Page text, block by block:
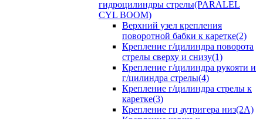
гидроцилиндры стрелы(PARALEL
CYL BOOM)
Верхний узел крепления
поворотной бабки к каретке(2)
Крепление г/цилиндра поворота
стрелы сверху и снизу(1)
Крепление г/цилиндра рукояти и
г/цилиндра стрелы(4)
Крепление г/цилиндра стрелы к
каретке(3)
Крепление гц аутригера низ(2А)